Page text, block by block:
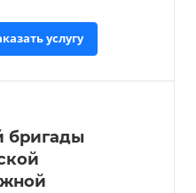
услугу
бригады